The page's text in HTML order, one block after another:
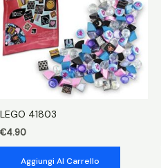
lavica
quantità
LEGO 41803
€4.90
Aggiungi Al Carrello